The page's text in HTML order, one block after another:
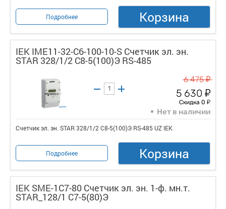
Подробнее Корзина
IEK IME11-32-C6-100-10-S Счетчик эл. эн.
STAR 328/1/2 С8-5(100)Э RS-485
6 475у
5 630 у
Скидка 0 у
Нет в наличии
Счетчик эл. эн. STAR 328/1/2 С8-5(100)Э RS-485 UZ IEK
Подробнее Корзина
IEK SME-1C7-80 Счетчик эл. эн. 1-ф. мн.т.
STAR_128/1 С7-5(80)Э